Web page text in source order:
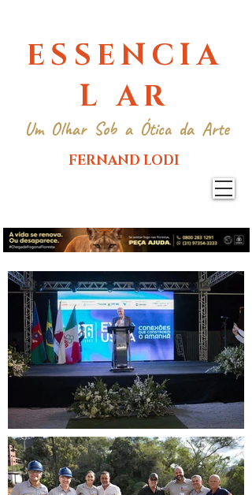
ESSENCIA
L AR
Um Olhar Sob a Ótica da Arte
FERNAND LODI